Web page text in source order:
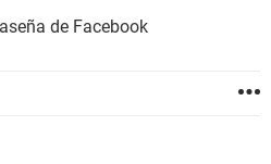
de Facebook